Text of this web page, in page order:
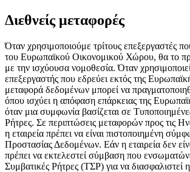
Διεθνείς μεταφορές
Όταν χρησιμοποιούμε τρίτους επεξεργαστές
του Ευρωπαϊκού Οικονομικού Χώρου, θα το
με την ισχύουσα νομοθεσία. Όταν
επεξεργαστής που εδρεύει εκτός της
μεταφορά δεδομένων μπορεί να
όπου ισχύει η απόφαση επάρκειας της
όταν μια συμφωνία βασίζεται σε
Ρήτρες. Σε περιπτώσεις μεταφορών προς τις
η εταιρεία πρέπει να είναι πιστοποιημένη
Προστασίας Δεδομένων. Εάν η εταιρεία δεν
πρέπει να εκτελεστεί σύμβαση που
Συμβατικές Ρήτρες (ΤΣΡ) για να